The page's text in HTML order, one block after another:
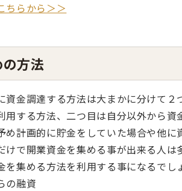
ちらから＞＞
方法
資金調達する方法は大まかに分けて
用する方法、二つ目は自分以外から
め計画的に貯金をしていた場合や他
けで開業資金を集める事が出来る人
を集める方法を利用する事になるでし
の融資